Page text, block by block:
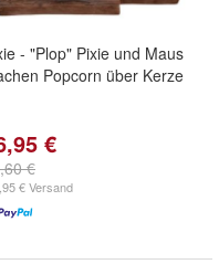
- "Plop" Pixie und Maus
Popcorn über Kerze
€
€
€ Versand